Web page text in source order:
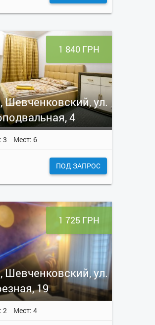
1 840 ГРН
Шевченковский, ул.
4
3 Мест: 6
ПОД ЗАПРОС
1 725 ГРН
Шевченковский, ул.
19
2 Мест: 4